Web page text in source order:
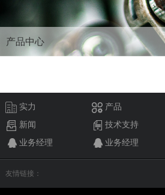
产品中心
实力 产品
新闻
技术支持
业务经理
业务经理
友情链接：